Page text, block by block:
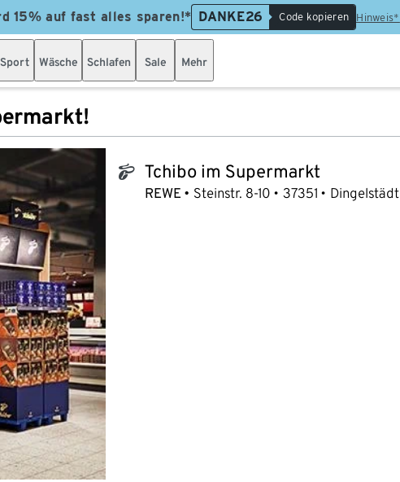
15% auf fast alles sparen!* DANKE26 Code kopieren Hinweis*
Sport Wäsche Schlafen Sale Mehr
tchibo_logo Tchibo im Supermarkt
REWE Steinstr. 8-10 37351 Dingelstädt